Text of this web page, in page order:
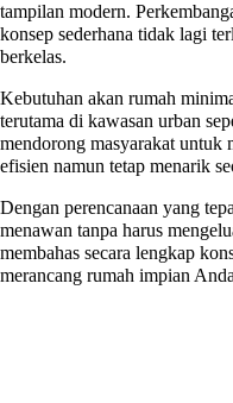
tampilan modern.
konsep sederhana tidak lagi
berkelas.
Kebutuhan akan rumah
terutama di kawasan urban
mendorong masyarakat untuk
efisien namun tetap menarik
Dengan perencanaan yang
menawan tanpa harus
membahas secara lengkap
merancang rumah impian